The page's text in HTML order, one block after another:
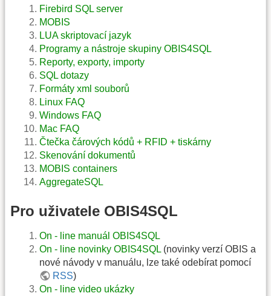
Firebird SQL server
MOBIS
LUA skriptovací jazyk
Programy a nástroje skupiny OBIS4SQL
Reporty, exporty, importy
SQL dotazy
Formáty xml souborů
Linux FAQ
Windows FAQ
Mac FAQ
Čtečka čárových kódů + RFID + tiskárny
Skenování dokumentů
MOBIS containers
AggregateSQL
Pro uživatele OBIS4SQL
On - line manuál OBIS4SQL
On - line novinky OBIS4SQL (novinky verzí OBIS a
nové návody v manuálu, lze také odebírat pomocí
RSS)
On - line video ukázky